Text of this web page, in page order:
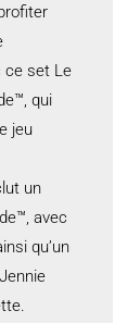
ce set Le
qui
jeu
un
avec
qu’un